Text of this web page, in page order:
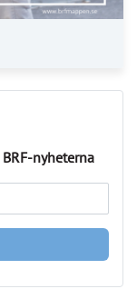
BRF-nyheterna